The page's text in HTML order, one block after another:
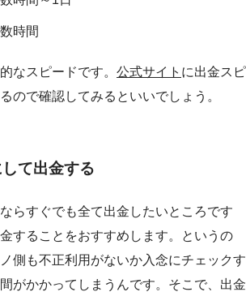
時間
なスピードです。 公式サイト に出金スピ
ので確認してみるといいでしょう。
て出金する
らすぐでも全て出金したいところです
することをおすすめします。というの
側も不正利用がないか入念にチェックす
がかかってしまうんです。そこで、出金